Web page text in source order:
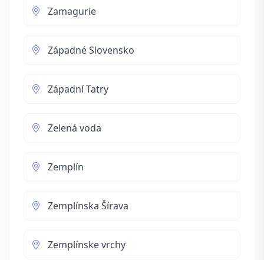
Zamagurie
Západné Slovensko
Západní Tatry
Zelená voda
Zemplín
Zemplínska Šírava
Zemplínske vrchy